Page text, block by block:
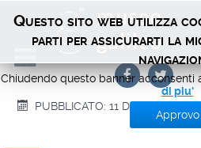
Il cammino
Sapienza. Un
PUBBLICATO: 11 DICEMBRE 2018
Questo sito web utilizza
parti per assicurarti la
Chiudendo questo banner acconsenti
di piu'
Approvo